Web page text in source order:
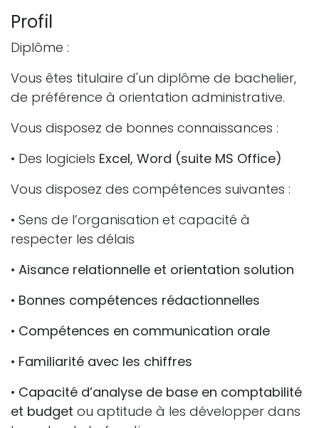
Profil
Diplôme :
Vous êtes titulaire d'un diplôme de bachelier,
de préférence à orientation administrative.
Vous disposez de bonnes connaissances :
• Des logiciels Excel, Word (suite MS Office)
Vous disposez des compétences suivantes :
• Sens de l’organisation et capacité à
respecter les délais
• Aisance relationnelle et orientation solution
• Bonnes compétences rédactionnelles
• Compétences en communication orale
• Familiarité avec les chiffres
• Capacité d’analyse de base en comptabilité
et budget ou aptitude à les développer dans